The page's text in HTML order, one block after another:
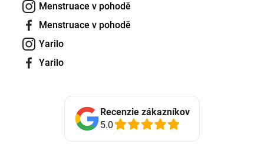
Menstruace v pohodě
Menstruace v pohodě
Yarilo
Yarilo
Recenzie zákazníkov
5.0